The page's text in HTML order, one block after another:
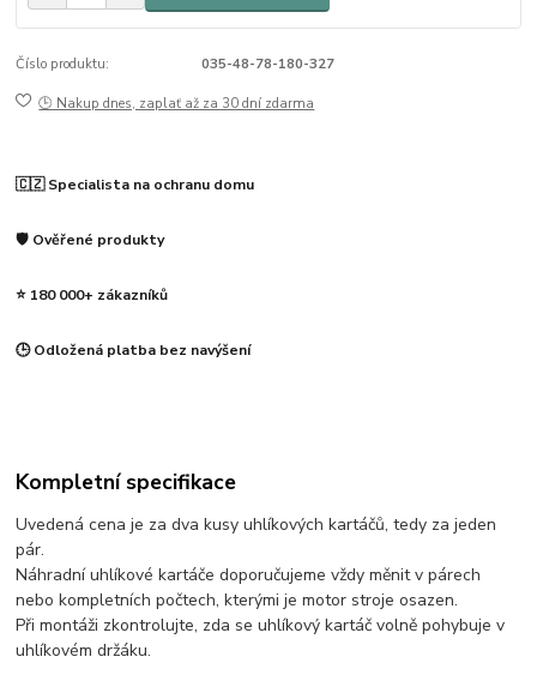
Číslo produktu: 035-48-78-180-327
🕒 Nakup dnes, zaplať až za 30 dní zdarma
🇨🇿 Specialista na ochranu domu
🛡️ Ověřené produkty
⭐ 180 000+ zákazníků
🕒 Odložená platba bez navýšení
Kompletní specifikace
Uvedená cena je za dva kusy uhlíkových kartáčů, tedy za jeden
pár.
Náhradní uhlíkové kartáče doporučujeme vždy měnit v párech
nebo kompletních počtech, kterými je motor stroje osazen.
Při montáži zkontrolujte, zda se uhlíkový kartáč volně pohybuje v
uhlíkovém držáku.